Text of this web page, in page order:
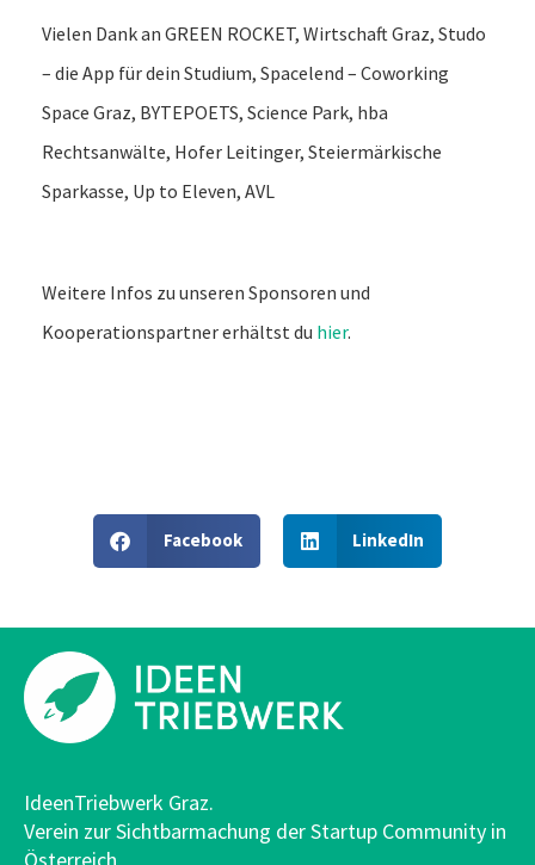
Vielen Dank an GREEN ROCKET, Wirtschaft Graz, Studo
– die App für dein Studium, Spacelend – Coworking
Space Graz, BYTEPOETS, Science Park, hba
Rechtsanwälte, Hofer Leitinger, Steiermärkische
Sparkasse, Up to Eleven, AVL
Weitere Infos zu unseren Sponsoren und
Kooperationspartner erhältst du hier.
Facebook LinkedIn
IdeenTriebwerk Graz.
Verein zur Sichtbarmachung der Startup Community in
Österreich